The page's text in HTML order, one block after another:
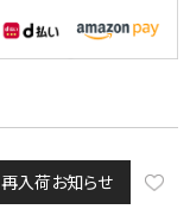
再入荷お知らせ